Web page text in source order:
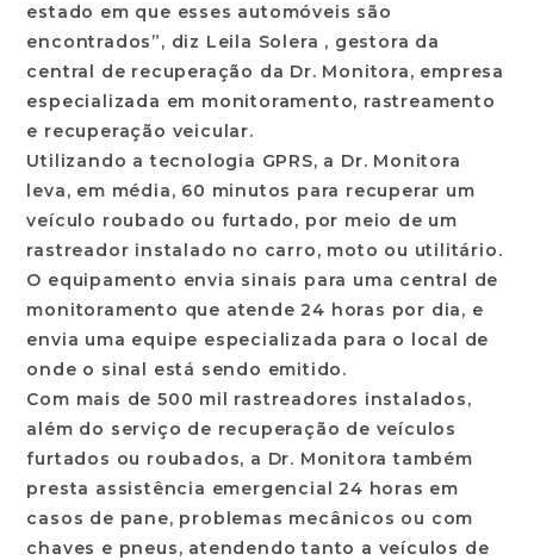
estado em que esses automóveis são
encontrados”, diz Leila Solera , gestora da
central de recuperação da Dr. Monitora, empresa
especializada em monitoramento, rastreamento
e recuperação veicular.
Utilizando a tecnologia GPRS, a Dr. Monitora
leva, em média, 60 minutos para recuperar um
veículo roubado ou furtado, por meio de um
rastreador instalado no carro, moto ou utilitário.
O equipamento envia sinais para uma central de
monitoramento que atende 24 horas por dia, e
envia uma equipe especializada para o local de
onde o sinal está sendo emitido.
Com mais de 500 mil rastreadores instalados,
além do serviço de recuperação de veículos
furtados ou roubados, a Dr. Monitora também
presta assistência emergencial 24 horas em
casos de pane, problemas mecânicos ou com
chaves e pneus, atendendo tanto a veículos de